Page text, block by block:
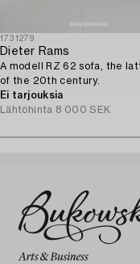
1731279
Dieter Rams
A modell RZ 62 sofa, the
of the 20th century.
Ei tarjouksia
Lähtöhinta 8 000 SEK